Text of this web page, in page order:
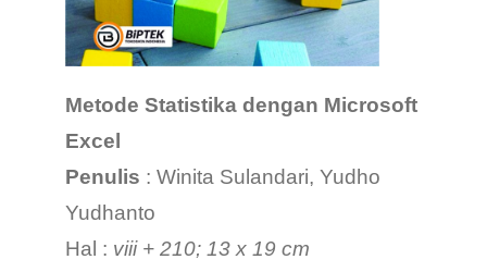
Metode Statistika dengan Microsoft
Excel
Penulis : Winita Sulandari, Yudho
Yudhanto
Hal : viii + 210; 13 x 19 cm